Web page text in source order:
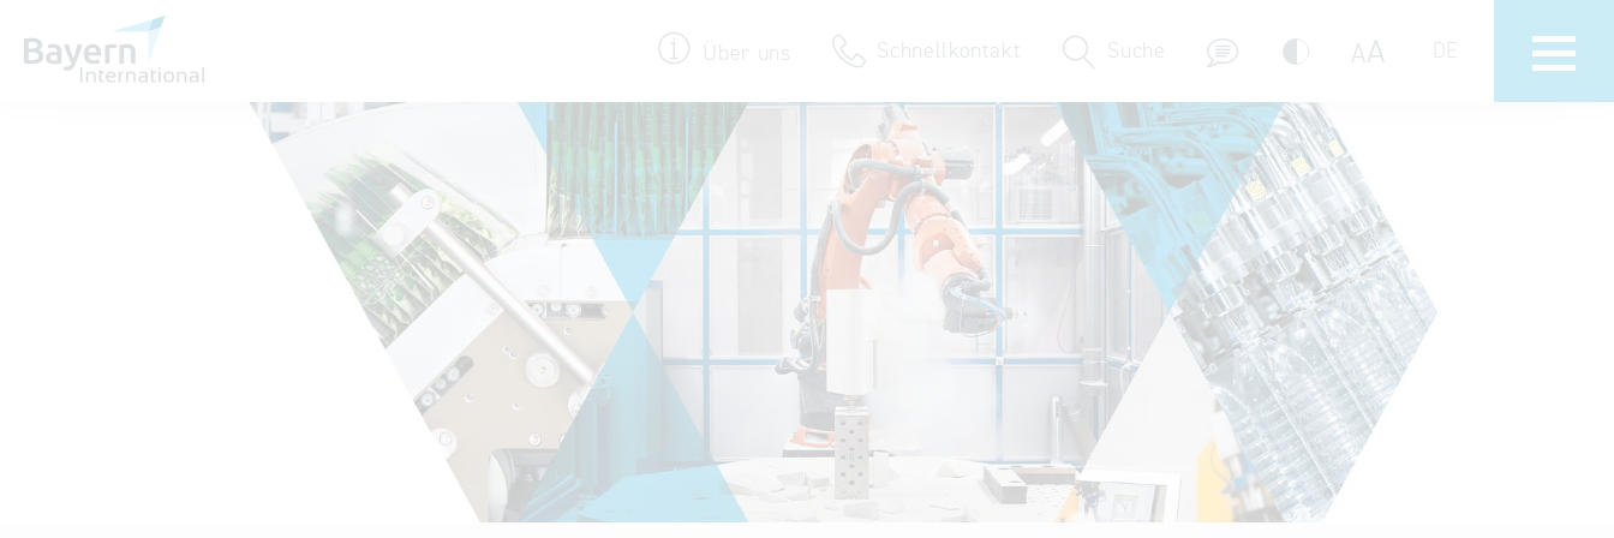
Über uns Schnellkontakt Suche AA DE
Partner & Wirtschaftsrepräsentanzen
Termine & Veranstaltungen
30 Jahre Bayern International
Newsroom
Newsletter
Messebeteiligungen
Delegations- & Unternehmerreisen
Bayern – Fit for Partnership
Delegationsbesuche
Key to Bavaria
Firmendatenbank